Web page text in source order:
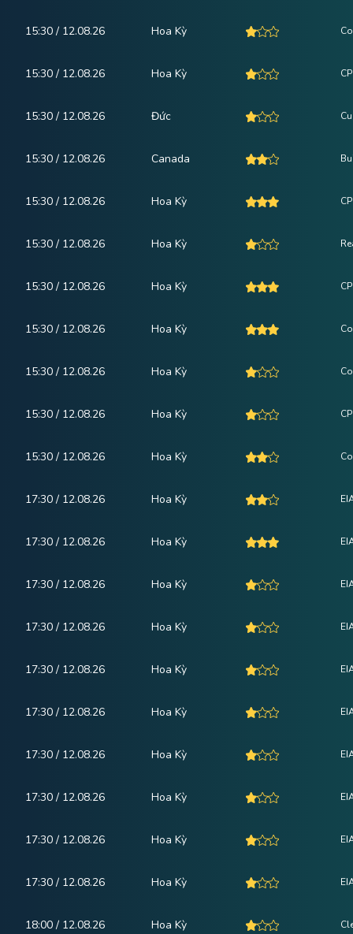
15:30 / 12.08.26 Hoa Kỳ
15:30 / 12.08.26 Hoa Kỳ
15:30 / 12.08.26 Đức
15:30 / 12.08.26 Canada
15:30 / 12.08.26 Hoa Kỳ
15:30 / 12.08.26 Hoa Kỳ
15:30 / 12.08.26 Hoa Kỳ
15:30 / 12.08.26 Hoa Kỳ
15:30 / 12.08.26 Hoa Kỳ
15:30 / 12.08.26 Hoa Kỳ
15:30 / 12.08.26 Hoa Kỳ
17:30 / 12.08.26 Hoa Kỳ
17:30 / 12.08.26 Hoa Kỳ
17:30 / 12.08.26 Hoa Kỳ
17:30 / 12.08.26 Hoa Kỳ
17:30 / 12.08.26 Hoa Kỳ
17:30 / 12.08.26 Hoa Kỳ
17:30 / 12.08.26 Hoa Kỳ
17:30 / 12.08.26 Hoa Kỳ
17:30 / 12.08.26 Hoa Kỳ
17:30 / 12.08.26 Hoa Kỳ
18:00 / 12.08.26 Hoa Kỳ